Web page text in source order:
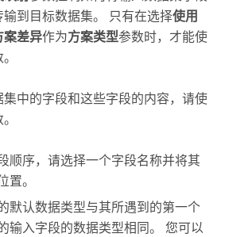
输到目标数据集。 只有在选择使用
案差异作为方案类型参数时，才能使
中的字段和这些字段的内容，请使
顺序，请选择一个字段名称并将其
置。
默认数据类型与其所遇到的第一个
输入字段的数据类型相同。 您可以